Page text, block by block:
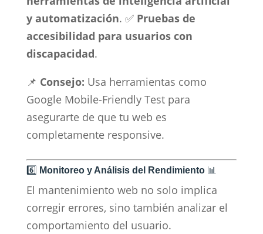
y automatización. ✅ Pruebas de
accesibilidad para usuarios con
discapacidad.
📌 Consejo: Usa herramientas como
Google Mobile-Friendly Test para
asegurarte de que tu web es
completamente responsive.
6️⃣ Monitoreo y Análisis del Rendimiento📊
El mantenimiento web no solo implica
corregir errores, sino también analizar el
comportamiento del usuario.